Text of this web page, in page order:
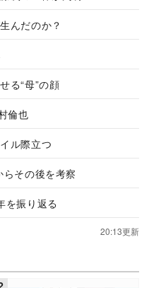
生んだのか？
る“母”の顔
倫也
ル際立つ
らその後を考察
を振り返る
20:13更新